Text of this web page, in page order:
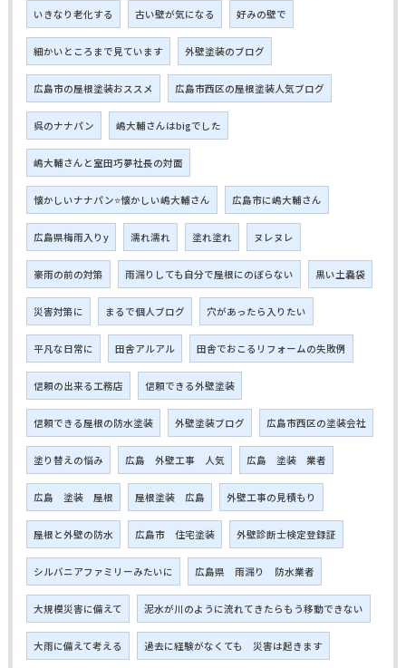
いきなり老化する 古い壁が気になる 好みの壁で
細かいところまで見ています 外壁塗装のブログ
広島市の屋根塗装おススメ 広島市西区の屋根塗装人気ブログ
呉のナナパン 嶋大輔さんはbigでした
嶋大輔さんと室田巧夢社長の対面
懐かしいナナパン⭐懐かしい嶋大輔さん 広島市に嶋大輔さん
広島県梅雨入りy 濡れ濡れ 塗れ塗れ ヌレヌレ
豪雨の前の対策 雨漏りしても自分で屋根にのぼらない 黒い土嚢袋
災害対策に まるで個人ブログ 穴があったら入りたい
平凡な日常に 田舎アルアル 田舎でおこるリフォームの失敗例
信頼の出来る工務店 信頼できる外壁塗装
信頼できる屋根の防水塗装 外壁塗装ブログ 広島市西区の塗装会社
塗り替えの悩み 広島 外壁工事 人気 広島 塗装 業者
広島 塗装 屋根 屋根塗装 広島 外壁工事の見積もり
屋根と外壁の防水 広島市 住宅塗装 外壁診断士検定登録証
シルバニアファミリーみたいに 広島県 雨漏り 防水業者
大規模災害に備えて 泥水が川のように流れてきたらもう移動できない
大雨に備えて考える 過去に経験がなくても 災害は起きます